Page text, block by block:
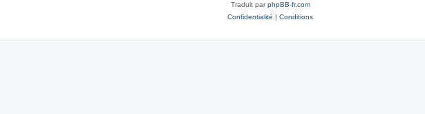
Traduit parphpBB-fr.com
Confidentialité | Conditions